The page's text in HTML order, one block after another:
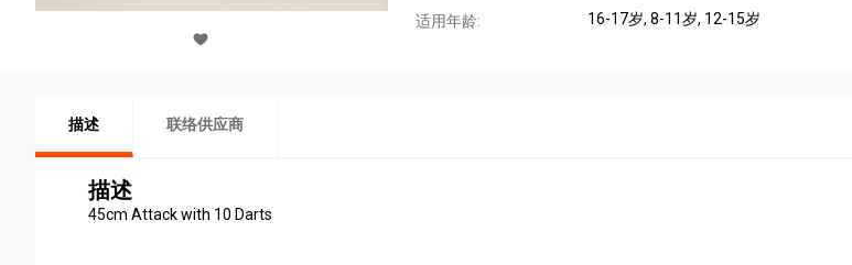
适用年龄: 16-17岁, 8-11岁, 12-15岁
描述 联络供应商
描述
45cm Attack with 10 Darts